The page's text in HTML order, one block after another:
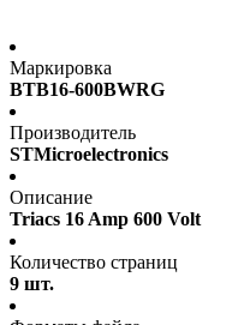
Маркировка
BTB16-600BWRG
Производитель
STMicroelectronics
Описание
Triacs 16 Amp 600 Volt
Количество страниц
9 шт.